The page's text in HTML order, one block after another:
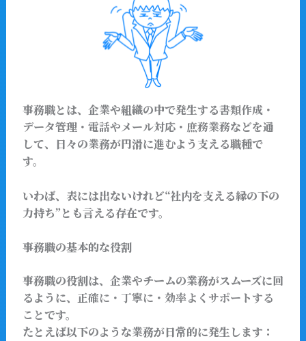
事務職とは、企業や組織の中で発生する書類作成・
データ管理・電話やメール対応・庶務業務などを通
して、日々の業務が円滑に進むよう支える職種で
す。
いわば、表には出ないけれど“社内を支える縁の下の
力持ち”とも言える存在です。
事務職の基本的な役割
事務職の役割は、企業やチームの業務がスムーズに回
るように、 正確に・丁寧に・効率よくサポートする
ことです。
たとえば以下のような業務が日常的に発生します：